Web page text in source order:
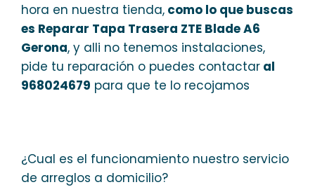
hora en nuestra tienda, como lo que buscas
es Reparar Tapa Trasera ZTE Blade A6
Gerona, y alli no tenemos instalaciones,
pide tu reparación o puedes contactar al
968024679 para que te lo recojamos
¿Cual es el funcionamiento nuestro servicio
de arreglos a domicilio?